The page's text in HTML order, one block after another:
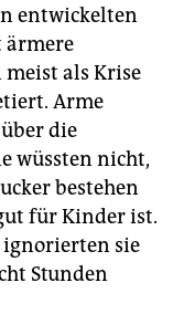
entwickelten
ärmere
als Krise
Arme
die
wüssten nicht,
bestehen
für Kinder ist.
ignorierten sie
Stunden